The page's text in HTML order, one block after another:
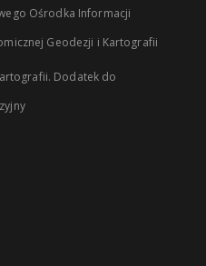
Ośrodka Informacji
Geodezji i Kartografii
Dodatek do